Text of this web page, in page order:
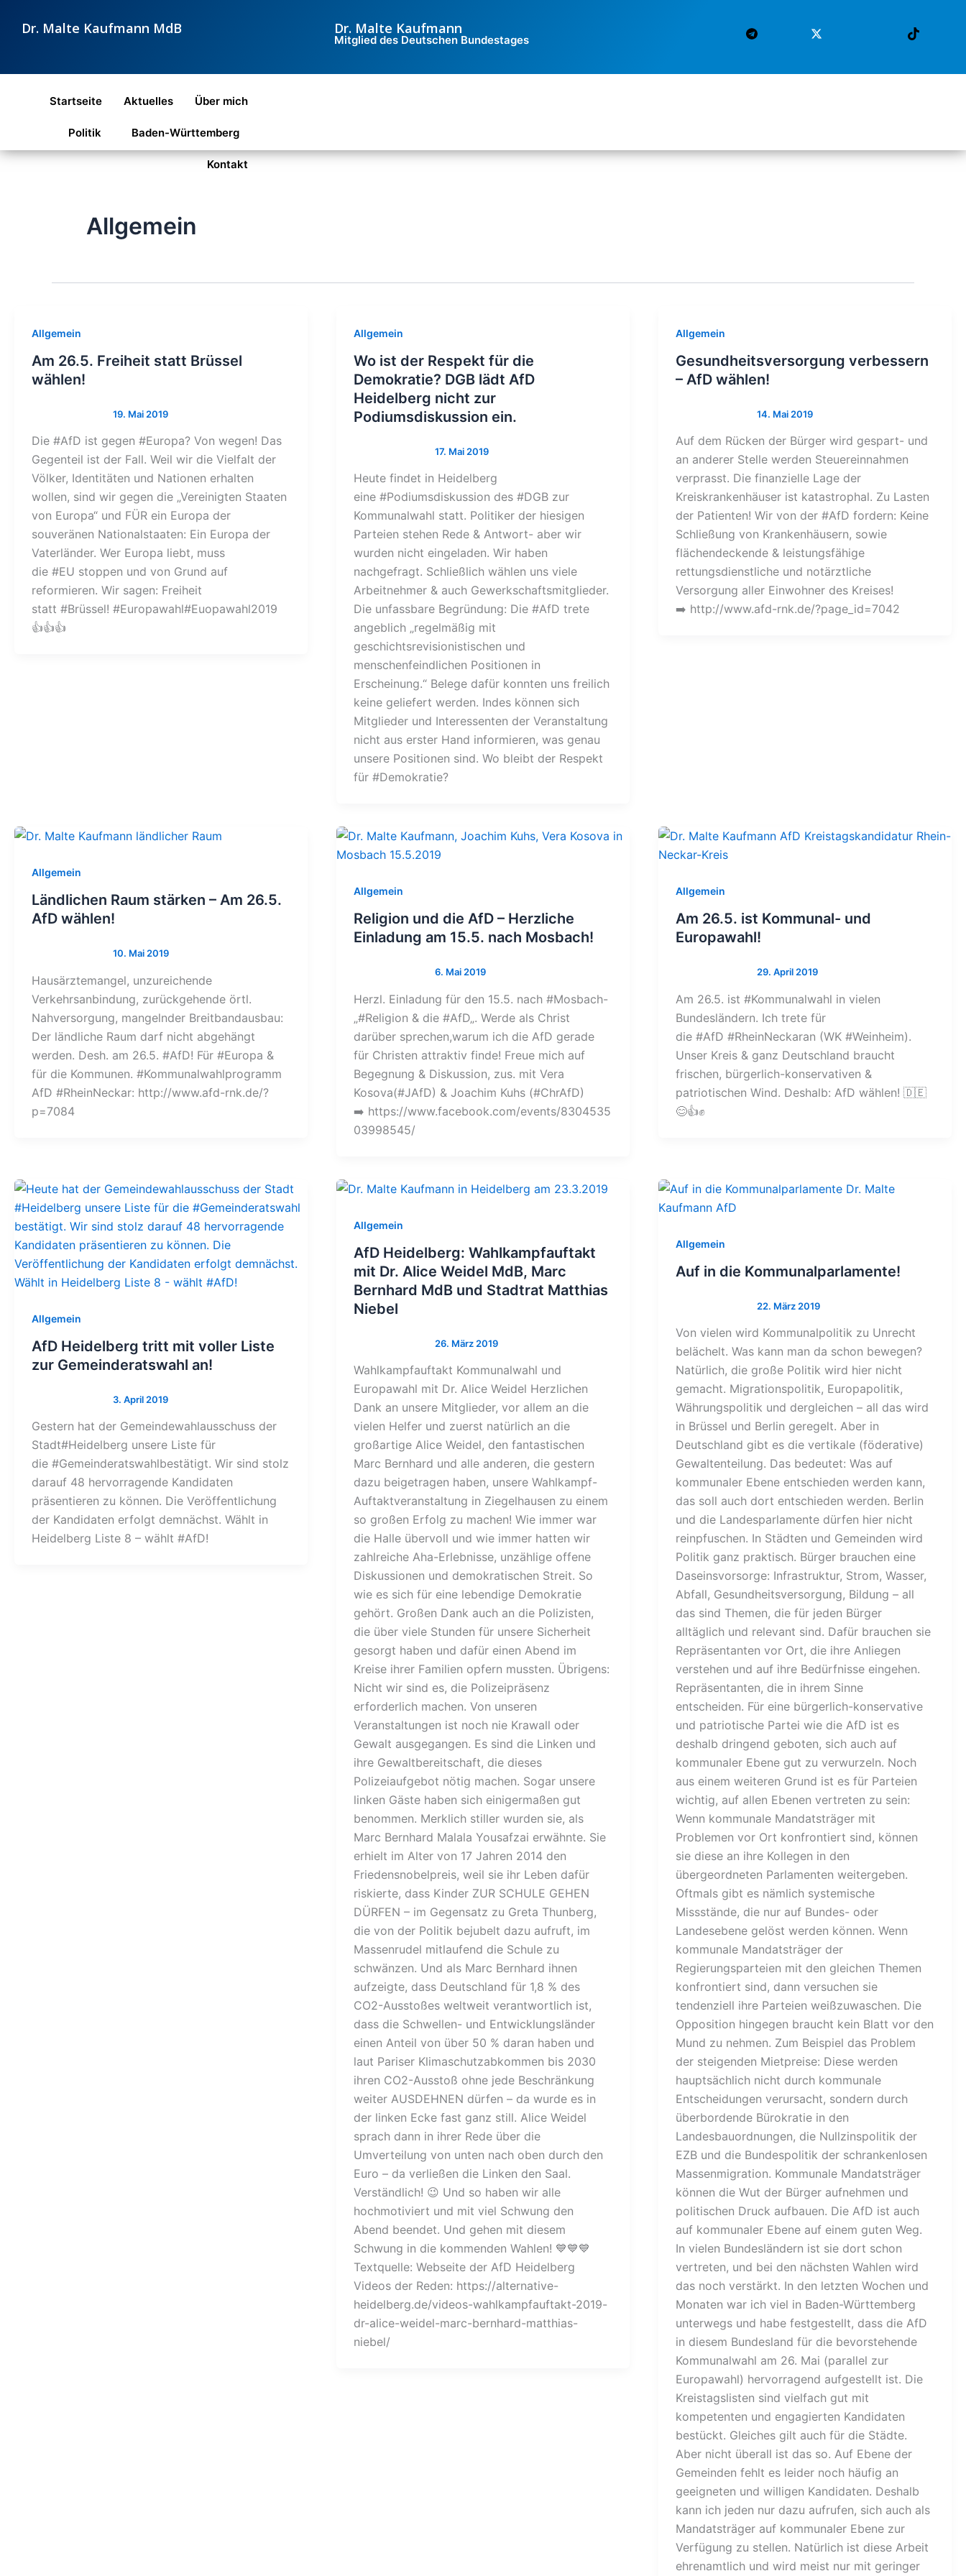
InhaltDr. Malte Kaufmann MdB Dr. Malte Kaufmann
Mitglied des Deutschen Bundestages
Startseite Aktuelles Über mich
Politik Baden-Württemberg
Kontakt
Allgemein
Allgemein
Am 26.5. Freiheit statt Brüssel
wählen!
Die #AfD ist gegen #Europa? Von wegen! Das
Gegenteil ist der Fall. Weil wir die Vielfalt der
Völker, Identitäten und Nationen erhalten
wollen, sind wir gegen die „Vereinigten Staaten
von Europa“ und FÜR ein Europa der
souveränen Nationalstaaten: Ein Europa der
Vaterländer. Wer Europa liebt, muss
die #EU stoppen und von Grund auf
reformieren. Wir sagen: Freiheit
statt #Brüssel! #Europawahl#Euopawahl2019
👍👍👍
Allgemein
Wo ist der Respekt für die
Demokratie? DGB lädt AfD
Heidelberg nicht zur
Podiumsdiskussion ein.
Heute findet in Heidelberg
eine #Podiumsdiskussion des #DGB zur
Kommunalwahl statt. Politiker der hiesigen
Parteien stehen Rede & Antwort- aber wir
wurden nicht eingeladen. Wir haben
nachgefragt. Schließlich wählen uns viele
Arbeitnehmer & auch Gewerkschaftsmitglieder.
Die unfassbare Begründung: Die #AfD trete
angeblich „regelmäßig mit
geschichtsrevisionistischen und
menschenfeindlichen Positionen in
Erscheinung.“ Belege dafür konnten uns freilich
keine geliefert werden. Indes können sich
Mitglieder und Interessenten der Veranstaltung
nicht aus erster Hand informieren, was genau
unsere Positionen sind. Wo bleibt der Respekt
für #Demokratie?
Allgemein
Gesundheitsversorgung verbessern
– AfD wählen!
Auf dem Rücken der Bürger wird gespart- und
an anderer Stelle werden Steuereinnahmen
verprasst. Die finanzielle Lage der
Kreiskrankenhäuser ist katastrophal. Zu Lasten
der Patienten! Wir von der #AfD fordern: Keine
Schließung von Krankenhäusern, sowie
flächendeckende & leistungsfähige
rettungsdienstliche und notärztliche
Versorgung aller Einwohner des Kreises!
➡️ http://www.afd-rnk.de/?page_id=7042
Allgemein
Ländlichen Raum stärken – Am 26.5.
AfD wählen!
Hausärztemangel, unzureichende
Verkehrsanbindung, zurückgehende örtl.
Nahversorgung, mangelnder Breitbandausbau:
Der ländliche Raum darf nicht abgehängt
werden. Desh. am 26.5. #AfD! Für #Europa &
für die Kommunen. #Kommunalwahlprogramm
AfD #RheinNeckar: http://www.afd-rnk.de/?
p=7084
Allgemein
Religion und die AfD – Herzliche
Einladung am 15.5. nach Mosbach!
Herzl. Einladung für den 15.5. nach #Mosbach-
„#Religion & die #AfD„. Werde als Christ
darüber sprechen,warum ich die AfD gerade
für Christen attraktiv finde! Freue mich auf
Begegnung & Diskussion, zus. mit Vera
Kosova(#JAfD) & Joachim Kuhs (#ChrAfD)
➡️ https://www.facebook.com/events/8304535
03998545/
Allgemein
Am 26.5. ist Kommunal- und
Europawahl!
Am 26.5. ist #Kommunalwahl in vielen
Bundesländern. Ich trete für
die #AfD #RheinNeckaran (WK #Weinheim).
Unser Kreis & ganz Deutschland braucht
frischen, bürgerlich-konservativen &
patriotischen Wind. Deshalb: AfD wählen! 🇩🇪
😊👍✊
Allgemein
AfD Heidelberg tritt mit voller Liste
zur Gemeinderatswahl an!
Gestern hat der Gemeindewahlausschuss der
Stadt#Heidelberg unsere Liste für
die #Gemeinderatswahlbestätigt. Wir sind stolz
darauf 48 hervorragende Kandidaten
präsentieren zu können. Die Veröffentlichung
der Kandidaten erfolgt demnächst. Wählt in
Heidelberg Liste 8 – wählt #AfD!
Allgemein
AfD Heidelberg: Wahlkampfauftakt
mit Dr. Alice Weidel MdB, Marc
Bernhard MdB und Stadtrat Matthias
Niebel
Wahlkampfauftakt Kommunalwahl und
Europawahl mit Dr. Alice Weidel Herzlichen
Dank an unsere Mitglieder, vor allem an die
vielen Helfer und zuerst natürlich an die
großartige Alice Weidel, den fantastischen
Marc Bernhard und alle anderen, die gestern
dazu beigetragen haben, unsere Wahlkampf-
Auftaktveranstaltung in Ziegelhausen zu einem
so großen Erfolg zu machen! Wie immer war
die Halle übervoll und wie immer hatten wir
zahlreiche Aha-Erlebnisse, unzählige offene
Diskussionen und demokratischen Streit. So
wie es sich für eine lebendige Demokratie
gehört. Großen Dank auch an die Polizisten,
die über viele Stunden für unsere Sicherheit
gesorgt haben und dafür einen Abend im
Kreise ihrer Familien opfern mussten. Übrigens:
Nicht wir sind es, die Polizeipräsenz
erforderlich machen. Von unseren
Veranstaltungen ist noch nie Krawall oder
Gewalt ausgegangen. Es sind die Linken und
ihre Gewaltbereitschaft, die dieses
Polizeiaufgebot nötig machen. Sogar unsere
linken Gäste haben sich einigermaßen gut
benommen. Merklich stiller wurden sie, als
Marc Bernhard Malala Yousafzai erwähnte. Sie
erhielt im Alter von 17 Jahren 2014 den
Friedensnobelpreis, weil sie ihr Leben dafür
riskierte, dass Kinder ZUR SCHULE GEHEN
DÜRFEN – im Gegensatz zu Greta Thunberg,
die von der Politik bejubelt dazu aufruft, im
Massenrudel mitlaufend die Schule zu
schwänzen. Und als Marc Bernhard ihnen
aufzeigte, dass Deutschland für 1,8 % des
CO2-Ausstoßes weltweit verantwortlich ist,
dass die Schwellen- und Entwicklungsländer
einen Anteil von über 50 % daran haben und
laut Pariser Klimaschutzabkommen bis 2030
ihren CO2-Ausstoß ohne jede Beschränkung
weiter AUSDEHNEN dürfen – da wurde es in
der linken Ecke fast ganz still. Alice Weidel
sprach dann in ihrer Rede über die
Umverteilung von unten nach oben durch den
Euro – da verließen die Linken den Saal.
Verständlich! 😉 Und so haben wir alle
hochmotiviert und mit viel Schwung den
Abend beendet. Und gehen mit diesem
Schwung in die kommenden Wahlen! 💙💙💙
Textquelle: Webseite der AfD Heidelberg
Videos der Reden: https://alternative-
heidelberg.de/videos-wahlkampfauftakt-2019-
dr-alice-weidel-marc-bernhard-matthias-
niebel/
Allgemein
Auf in die Kommunalparlamente!
Von vielen wird Kommunalpolitik zu Unrecht
belächelt. Was kann man da schon bewegen?
Natürlich, die große Politik wird hier nicht
gemacht. Migrationspolitik, Europapolitik,
Währungspolitik und dergleichen – all das wird
in Brüssel und Berlin geregelt. Aber in
Deutschland gibt es die vertikale (föderative)
Gewaltenteilung. Das bedeutet: Was auf
kommunaler Ebene entschieden werden kann,
das soll auch dort entschieden werden. Berlin
und die Landesparlamente dürfen hier nicht
reinpfuschen. In Städten und Gemeinden wird
Politik ganz praktisch. Bürger brauchen eine
Daseinsvorsorge: Infrastruktur, Strom, Wasser,
Abfall, Gesundheitsversorgung, Bildung – all
das sind Themen, die für jeden Bürger
alltäglich und relevant sind. Dafür brauchen sie
Repräsentanten vor Ort, die ihre Anliegen
verstehen und auf ihre Bedürfnisse eingehen.
Repräsentanten, die in ihrem Sinne
entscheiden. Für eine bürgerlich-konservative
und patriotische Partei wie die AfD ist es
deshalb dringend geboten, sich auch auf
kommunaler Ebene gut zu verwurzeln. Noch
aus einem weiteren Grund ist es für Parteien
wichtig, auf allen Ebenen vertreten zu sein:
Wenn kommunale Mandatsträger mit
Problemen vor Ort konfrontiert sind, können
sie diese an ihre Kollegen in den
übergeordneten Parlamenten weitergeben.
Oftmals gibt es nämlich systemische
Missstände, die nur auf Bundes- oder
Landesebene gelöst werden können. Wenn
kommunale Mandatsträger der
Regierungsparteien mit den gleichen Themen
konfrontiert sind, dann versuchen sie
tendenziell ihre Parteien weißzuwaschen. Die
Opposition hingegen braucht kein Blatt vor den
Mund zu nehmen. Zum Beispiel das Problem
der steigenden Mietpreise: Diese werden
hauptsächlich nicht durch kommunale
Entscheidungen verursacht, sondern durch
überbordende Bürokratie in den
Landesbauordnungen, die Nullzinspolitik der
EZB und die Bundespolitik der schrankenlosen
Massenmigration. Kommunale Mandatsträger
können die Wut der Bürger aufnehmen und
politischen Druck aufbauen. Die AfD ist auch
auf kommunaler Ebene auf einem guten Weg.
In vielen Bundesländern ist sie dort schon
vertreten, und bei den nächsten Wahlen wird
das noch verstärkt. In den letzten Wochen und
Monaten war ich viel in Baden-Württemberg
unterwegs und habe festgestellt, dass die AfD
in diesem Bundesland für die bevorstehende
Kommunalwahl am 26. Mai (parallel zur
Europawahl) hervorragend aufgestellt ist. Die
Kreistagslisten sind vielfach gut mit
kompetenten und engagierten Kandidaten
bestückt. Gleiches gilt auch für die Städte.
Aber nicht überall ist das so. Auf Ebene der
Gemeinden fehlt es leider noch häufig an
geeigneten und willigen Kandidaten. Deshalb
kann ich jeden nur dazu aufrufen, sich auch als
Mandatsträger auf kommunaler Ebene zur
Verfügung zu stellen. Natürlich ist diese Arbeit
ehrenamtlich und wird meist nur mit geringer